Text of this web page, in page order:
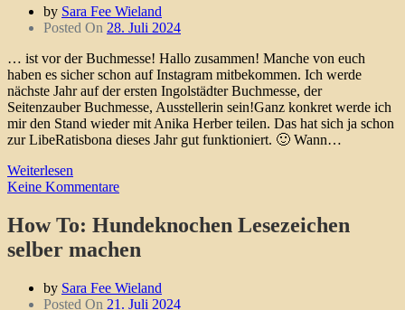
by Sara Fee Wieland
Posted On 28. Juli 2024
… ist vor der Buchmesse! Hallo zusammen! Manche von euch
haben es sicher schon auf Instagram mitbekommen. Ich werde
nächste Jahr auf der ersten Ingolstädter Buchmesse, der
Seitenzauber Buchmesse, Ausstellerin sein!Ganz konkret werde ich
mir den Stand wieder mit Anika Herber teilen. Das hat sich ja schon
zur LibeRatisbona dieses Jahr gut funktioniert. 🙂 Wann…
Weiterlesen
Keine Kommentare
How To: Hundeknochen Lesezeichen
selber machen
by Sara Fee Wieland
Posted On 21. Juli 2024